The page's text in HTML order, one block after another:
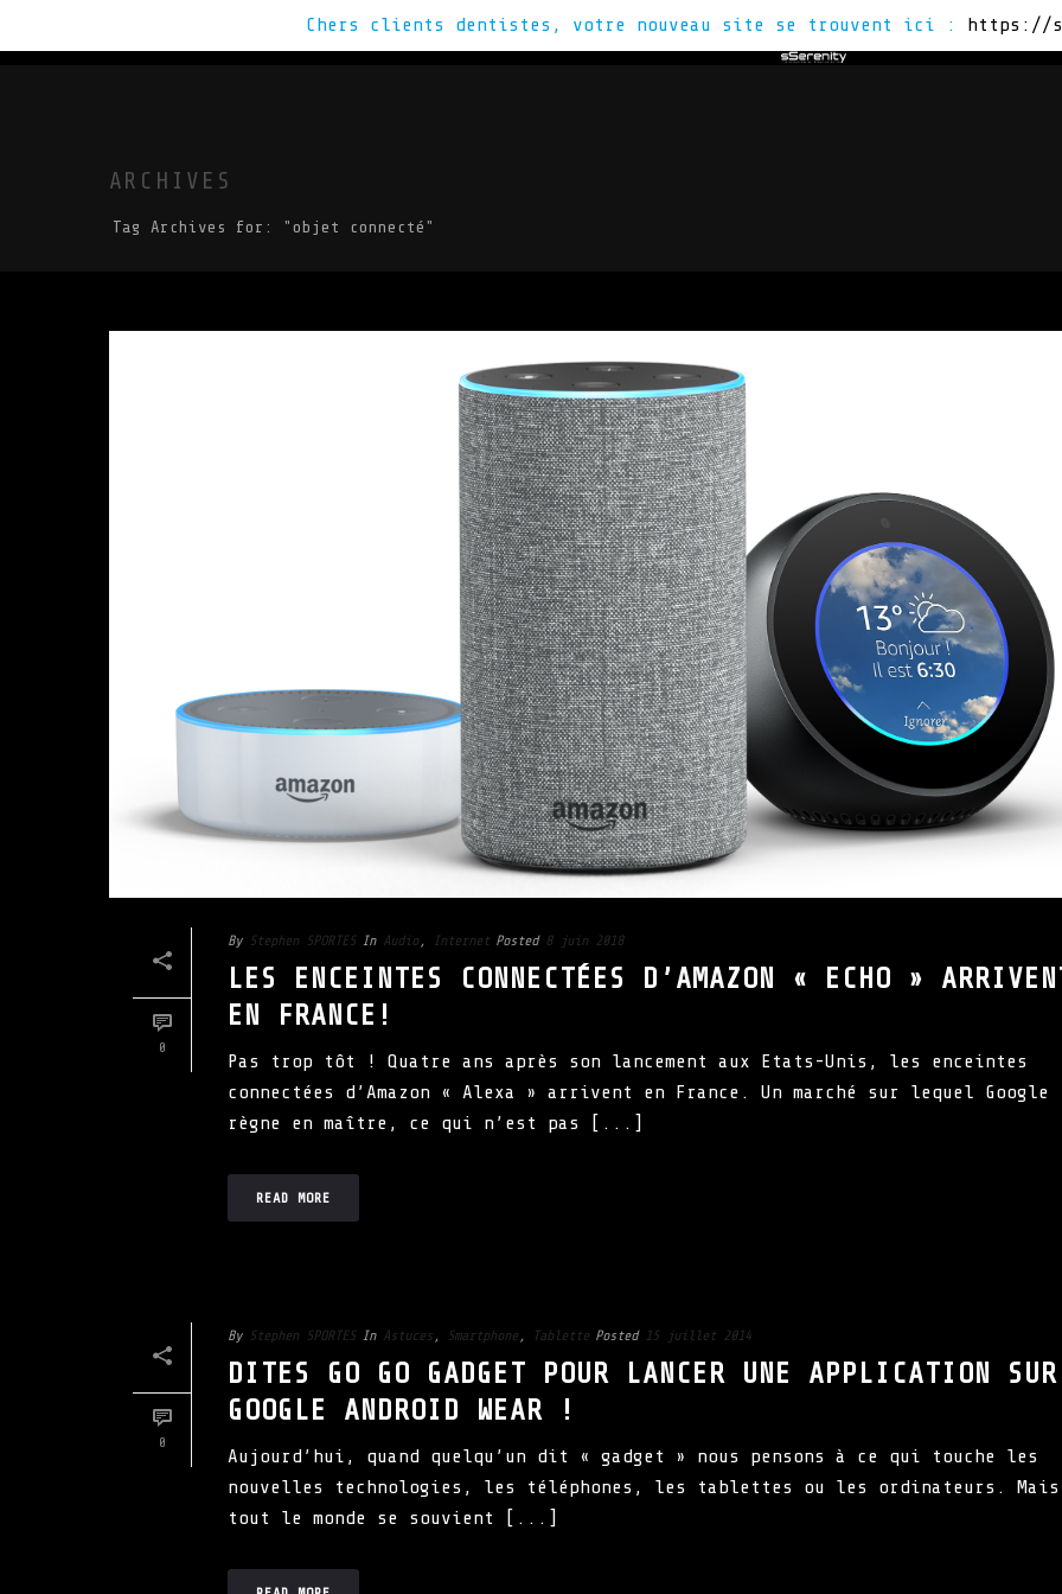
Chers clients dentistes, votre nouveau site se trouvent ici : https://
VOUS CHERCHEZ VOUS ÊTES ACTUS
ARCHIVES
Tag Archives for: "objet connecté"
0
By Stephen SPORTES In Audio , Internet Posted 8 juin 2018
LES ENCEINTES CONNECTÉES D’AMAZON « ECHO »
EN FRANCE!
Pas trop tôt ! Quatre ans après son lancement aux Etats-Unis, les enceintes
connectées d’Amazon « Alexa » arrivent en France. Un marché sur lequel Google
règne en maître, ce qui n’est pas [...]
READ MORE
0
By Stephen SPORTES In Astuces , Smartphone , Tablette Posted 15 juillet 2014
DITES GO GO GADGET POUR LANCER UNE APPLICATION SUR
GOOGLE ANDROID WEAR !
Aujourd’hui, quand quelqu’un dit « gadget » nous pensons à ce qui touche les
nouvelles technologies, les téléphones, les tablettes ou les ordinateurs. Mais
tout le monde se souvient [...]